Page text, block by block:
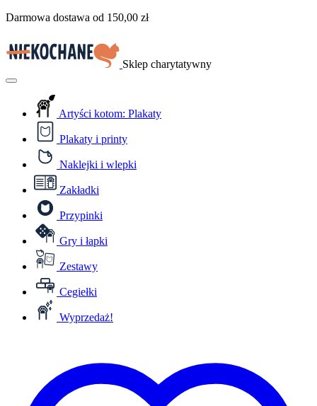
Przejdź
treści
Darmowa dostawa od 150,00 zł
Sklep charytatywny
Menu
Artyści kotom: Plakaty
Plakaty i printy
Naklejki i wlepki
Zakładki
Przypinki
Gry i łapki
Zestawy
Cegiełki
Wyprzedaż!